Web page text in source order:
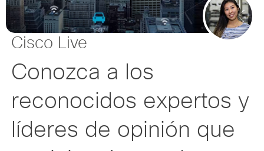
Cisco Live
Conozca a los
reconocidos expertos y
líderes de opinión que